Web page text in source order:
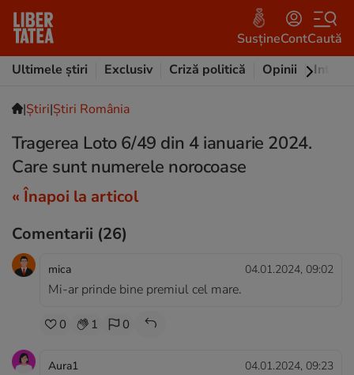
SusțineContCaută
Ultimele știri
Exclusiv Criză politică Opinii
|Ştiri|Știri România
Tragerea Loto 6/49 din 4 ianuarie 2024.
Care sunt numerele norocoase
« Înapoi la articol
Comentarii (26)
mica 04.01.2024, 09:02
Mi-ar prinde bine premiul cel mare.
0 1 0
Aura1 04.01.2024, 09:23